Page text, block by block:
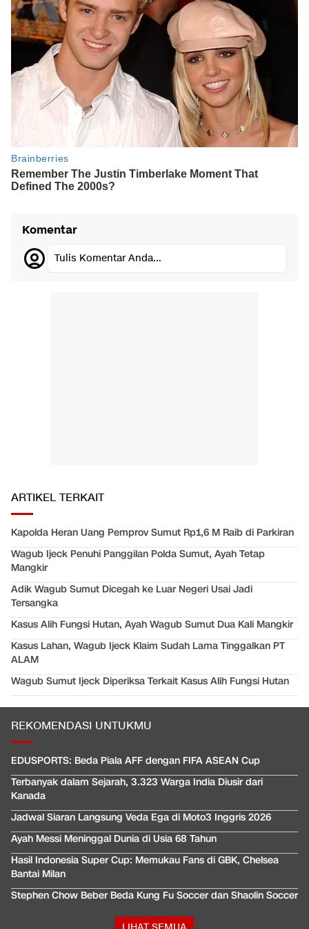
Komentar
Tulis Komentar Anda...
ARTIKEL TERKAIT
Kapolda Heran Uang Pemprov Sumut Rp1,6 M Raib di Parkiran
Wagub Ijeck Penuhi Panggilan Polda Sumut, Ayah Tetap
Mangkir
Adik Wagub Sumut Dicegah ke Luar Negeri Usai Jadi
Tersangka
Kasus Alih Fungsi Hutan, Ayah Wagub Sumut Dua Kali Mangkir
Kasus Lahan, Wagub Ijeck Klaim Sudah Lama Tinggalkan PT
ALAM
Wagub Sumut Ijeck Diperiksa Terkait Kasus Alih Fungsi Hutan
REKOMENDASI UNTUKMU
EDUSPORTS: Beda Piala AFF dengan FIFA ASEAN Cup
Terbanyak dalam Sejarah, 3.323 Warga India Diusir dari
Kanada
Jadwal Siaran Langsung Veda Ega di Moto3 Inggris 2026
Ayah Messi Meninggal Dunia di Usia 68 Tahun
Hasil Indonesia Super Cup: Memukau Fans di GBK, Chelsea
Bantai Milan
Stephen Chow Beber Beda Kung Fu Soccer dan Shaolin Soccer